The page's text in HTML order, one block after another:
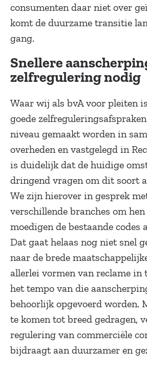
consumenten daar niet over
komt de duurzame transitie
gang.
Snellere
zelfregulering nodig
Waar wij als bvA voor pleiten
goede
niveau gemaakt worden in
overheden en vastgelegd in
is duidelijk dat de huidige
dringend vragen om dit soort
We zijn hierover in gesprek
verschillende branches om
moedigen de bestaande codes
Dat gaat helaas nog niet snel
naar de brede
allerlei vormen van reclame in
het tempo van die
behoorlijk opgevoerd worden.
te komen tot breed gedragen,
regulering van commerciële
bijdraagt aan duurzamer en